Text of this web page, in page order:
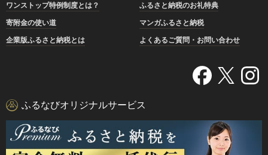
ワンストップ特例制度とは？
ふるさと納税のお礼特典
寄附金の使い道
マンガふるさと納税
企業版ふるさと納税とは
よくあるご質問・お問い合わせ
ふるなびオリジナルサービス